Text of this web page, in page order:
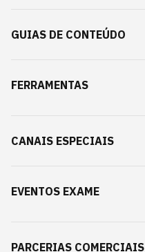
GUIAS DE CONTEÚDO
FERRAMENTAS
CANAIS ESPECIAIS
EVENTOS EXAME
PARCERIAS COMERCIAIS